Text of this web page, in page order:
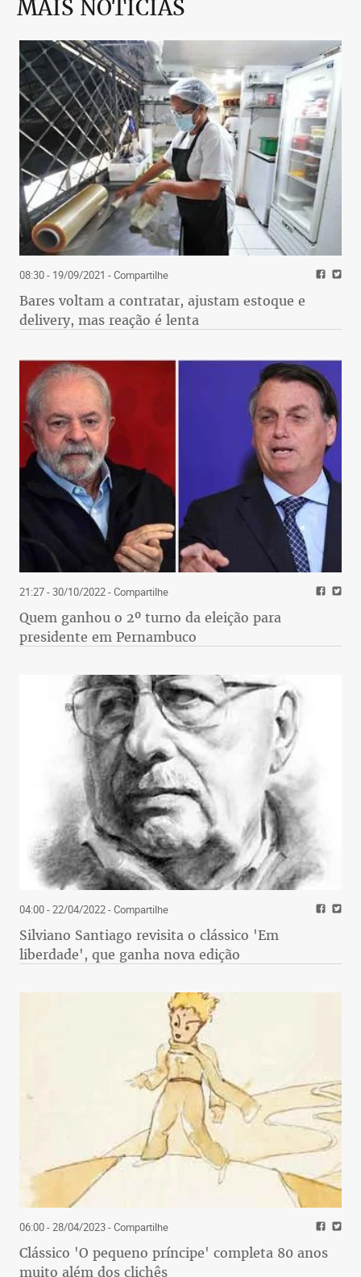
MAIS NOTÍCIAS
08:30 - 19/09/2021 - Compartilhe
Bares voltam a contratar, ajustam estoque e
delivery, mas reação é lenta
21:27 - 30/10/2022- Compartilhe
Quem ganhou o 2º turno da eleição para
presidente em Pernambuco
04:00 - 22/04/2022- Compartilhe
Silviano Santiago revisita o clássico 'Em
liberdade', que ganha nova edição
06:00 - 28/04/2023- Compartilhe
Clássico 'O pequeno príncipe' completa 80 anos
muito além dos clichês